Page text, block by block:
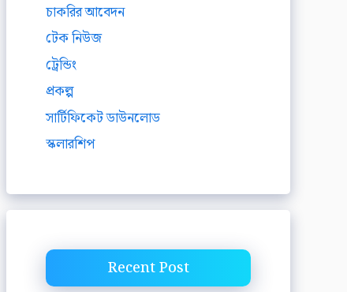
চাকরির আবেদন
টেক নিউজ
ট্রেন্ডিং
প্রকল্প
সার্টিফিকেট ডাউনলোড
স্কলারশিপ
Recent Post